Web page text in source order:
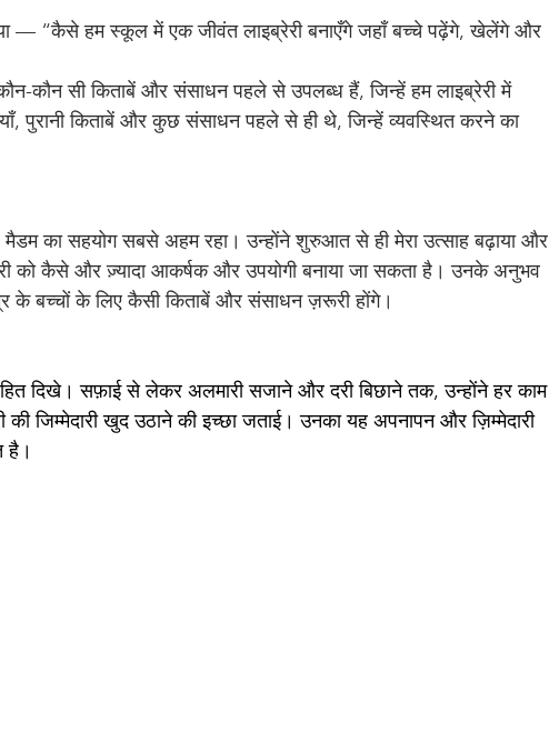
— “कैसे हम स्कूल में एक जीवंत लाइब्रेरी बनाएँगे जहाँ बच्चे पढ़ेंगे, खेलेंगे और
कौन सी किताबें और संसाधन पहले से उपलब्ध हैं, जिन्हें हम लाइब्रेरी में
पुरानी किताबें और कुछ संसाधन पहले से ही थे, जिन्हें व्यवस्थित करने का
मैडम का सहयोग सबसे अहम रहा। उन्होंने शुरुआत से ही मेरा उत्साह बढ़ाया और
को कैसे और ज़्यादा आकर्षक और उपयोगी बनाया जा सकता है। उनके अनुभव
के बच्चों के लिए कैसी किताबें और संसाधन ज़रूरी होंगे।
दिखे। सफ़ाई से लेकर अलमारी सजाने और दरी बिछाने तक, उन्होंने हर काम
की जिम्मेदारी खुद उठाने की इच्छा जताई। उनका यह अपनापन और ज़िम्मेदारी
है।